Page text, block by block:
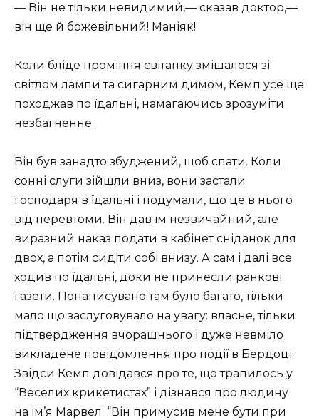
— Він не тільки невидимий,— сказав доктор,—
він ще й божевільний! Маніяк!
Коли бліде проміння світанку змішалося зі
світлом лампи та сигарним димом, Кемп усе ще
походжав по їдальні, намагаючись зрозуміти
незбагненне.
Він був занадто збуджений, щоб спати. Коли
сонні слуги зійшли вниз, вони застали
господаря в їдальні і подумали, що це в нього
від перевтоми. Він дав їм незвичайний, але
виразний наказ подати в кабінет сніданок для
двох, а потім сидіти собі внизу. А сам і далі все
ходив по їдальні, доки не принесли ранкові
газети. Понаписувано там було багато, тільки
мало що заслуговувало на увагу: власне, тільки
підтвердження вчорашнього і дуже невміло
викладене повідомлення про події в Бердоці.
Звідси Кемп довідався про те, що трапилось у
“Веселих крикетистах” і дізнався про людину
на ім’я Марвел. “Він примусив мене бути при